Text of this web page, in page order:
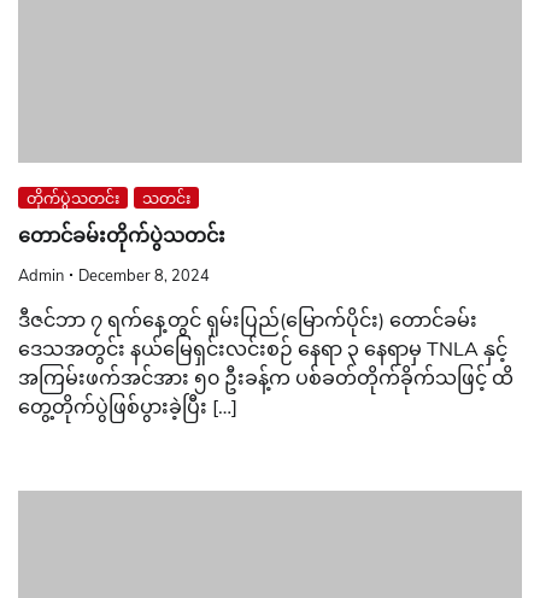
တိုက်ပွဲသတင်း သတင်း
တောင်ခမ်းတိုက်ပွဲသတင်း
Admin December 8, 2024
ဒီဇင်ဘာ ၇ ရက်နေ့တွင် ရှမ်းပြည်(မြောက်ပိုင်း) တောင်ခမ်း
ဒေသအတွင်း နယ်မြေရှင်းလင်းစဉ် နေရာ ၃ နေရာမှ TNLA နှင့်
အကြမ်းဖက်အင်အား ၅၀ ဦးခန့်က ပစ်ခတ်တိုက်ခိုက်သဖြင့် ထိ
တွေ့တိုက်ပွဲဖြစ်ပွားခဲ့ပြီး […]